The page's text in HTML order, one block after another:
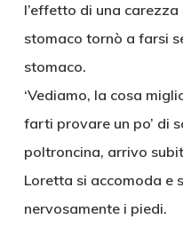
l’effetto di una
stomaco tornò a farsi
stomaco.
‘Vediamo, la cosa
farti provare un po’ di
poltroncina, arrivo
Loretta si accomoda e
nervosamente i piedi.